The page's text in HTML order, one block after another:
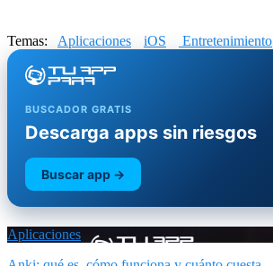
Temas: Aplicaciones iOS Entretenimiento
BUSCADOR GRATIS
Descarga apps sin riesgos
Buscar app →
Aplicaciones